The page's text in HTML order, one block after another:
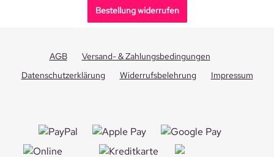
Bestellung widerrufen
AGB
Versand- & Zahlungsbedingungen
Datenschutzerklärung
Widerrufsbelehrung Impressum